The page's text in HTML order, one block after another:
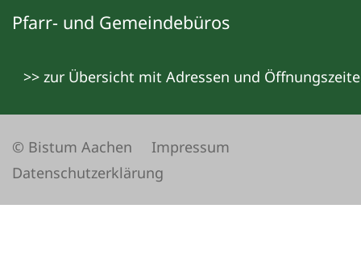
Pfarr- und Gemeindebüros
>> zur Übersicht mit Adressen und
© Bistum Aachen
Impressum
Datenschutzerklärung